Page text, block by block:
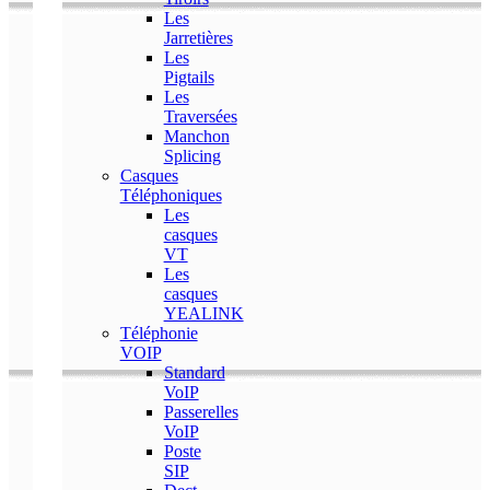
Les
Jarretières
Les
Pigtails
Les
Traversées
Manchon
Splicing
Casques
Téléphoniques
Les
casques
VT
Les
casques
YEALINK
Téléphonie
VOIP
Standard
VoIP
Passerelles
VoIP
Poste
SIP